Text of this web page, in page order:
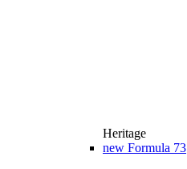
Heritage
new Formula 73